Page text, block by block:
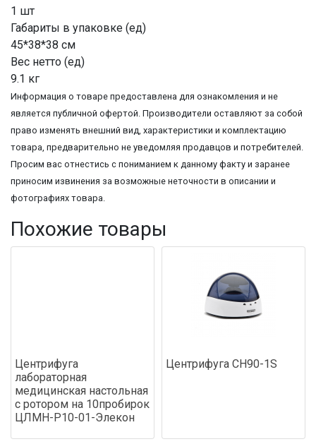
1 шт
Габариты в упаковке (ед)
45*38*38 см
Вес нетто (ед)
9.1 кг
Информация о товаре предоставлена для ознакомления и не
является публичной офертой. Производители оставляют за собой
право изменять внешний вид, характеристики и комплектацию
товара, предварительно не уведомляя продавцов и потребителей.
Просим вас отнестись с пониманием к данному факту и заранее
приносим извинения за возможные неточности в описании и
фотографиях товара.
Похожие товары
Центрифуга
лабораторная
медицинская настольная
с ротором на 10пробирок
ЦЛМН-Р10-01-Элекон
Центрифуга СН90-1S